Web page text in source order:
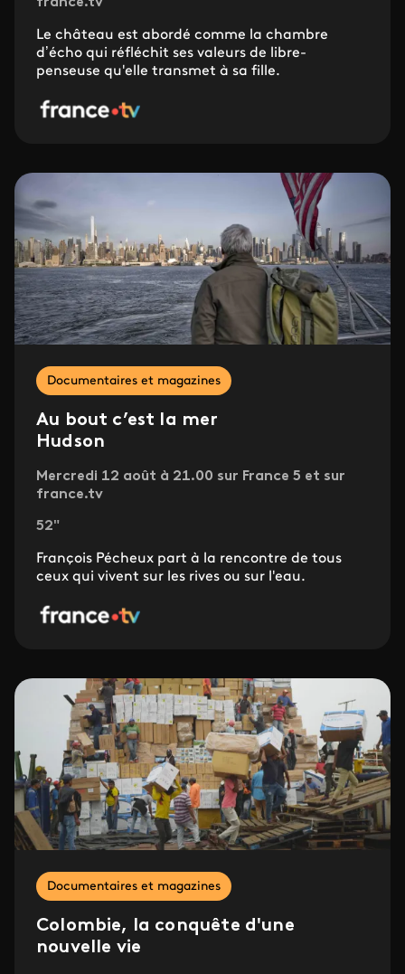
Le château est abordé comme la chambre
d’écho qui réfléchit ses valeurs de libre-
penseuse qu'elle transmet à sa fille.
Documentaires et magazines
Au bout c’est la mer
Hudson
Mercredi 12 août à 21.00 sur France 5 et sur
france.tv
52"
François Pécheux part à la rencontre de tous
ceux qui vivent sur les rives ou sur l'eau.
Documentaires et magazines
Colombie, la conquête d'une
nouvelle vie